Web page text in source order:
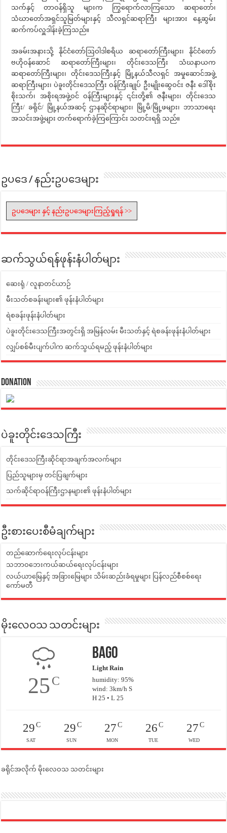
သက်နှင့် တာဝန်ရှိသူ များက ကြွရောက်လာကြသော ဆရာတော်၊
သံဃာတော်အရှင်သူမြတ်များနှင့် သီလရှင်ဆရာကြီး များအား နေ့ဆွမ်း
ဆက်ကပ်လှူဒါန်းခဲ့ကြသည်။
အခမ်းအနားသို့ နိုင်ငံတော်ဩဝါဒါစရိယ ဆရာတော်ကြီးများ၊ နိုင်ငံတော်
ဗဟိုဝန်ဆောင် ဆရာတော်ကြီးများ၊ တိုင်းဒေသကြီး သံဃနာယက
ဆရာတော်ကြီးများ၊ တိုင်းဒေသကြီးနှင့် မြို့နယ်သီလရှင် အမှုဆောင်အဖွဲ့
ဆရာကြီးများ၊ ပဲခူးတိုင်းဒေသကြီး ဝန်ကြီးချုပ် ဦးမျိုးဆွေဝင်း ဇနီး ဒေါ်စိုး
စိုးသက်၊ အစိုးရအဖွဲ့ဝင် ဝန်ကြီးများနှင့် ၎င်းတို့၏ ဇနီးများ၊ တိုင်းဒေသ
ကြီး/ ခရိုင်/ မြို့နယ်အဆင့် ဌာနဆိုင်ရာများ၊ မြို့မိ/မြို့ဖများ၊ ဘာသာရေး
အသင်းအဖွဲ့များ တက်ရောက်ခဲ့ကြကြောင်း သတင်းရရှိ သည်။
ဥပဒေ / နည်းဥပဒေများ
ဥပဒေများ နှင့် နည်းဥပဒေများကြည့်ရှုရန် >>
ဆက်သွယ်ရန်ဖုန်းနံပါတ်များ
ဆေးရုံ / လူနာတင်ယာဉ်
မီးသတ်စခန်းများ၏ ဖုန်းနံပါတ်များ
ရဲစခန်းဖုန်းနံပါတ်များ
ပဲခူးတိုင်းဒေသကြီးအတွင်းရှိ အမြန်လမ်း မီးသတ်နှင့် ရဲစခန်းဖုန်းနံပါတ်များ
လျှပ်စစ်မီးပျက်ပါက ဆက်သွယ်ရမည့် ဖုန်းနံပါတ်များ
Donation
ပဲခူးတိုင်းဒေသကြီး
တိုင်းဒေသကြီးဆိုင်ရာအချက်အလက်များ
ပြည်သူများမှ တင်ပြချက်များ
သက်ဆိုင်ရာဝန်ကြီးဌာနများ၏ ဖုန်းနံပါတ်များ
ဦးစားပေးစီမံချက်များ
တည်ဆောက်ရေးလုပ်ငန်းများ
သဘာဝဘေးကယ်ဆယ်ရေးလုပ်ငန်းများ
လယ်ယာမြေနှင့် အခြားမြေများ သိမ်းဆည်းခံရမှုများ ပြန်လည်စီစစ်ရေး
ကော်မတီ
မိုးလေဝသ သတင်းများ
25C
Bago
Light Rain
humidity: 95%
wind: 3km/h S
H 25 • L 25
29C
SAT
29C
SUN
27 C
MON
26C
TUE
27C
WED
ခရိုင်အလိုက် မိုးလေဝသ သတင်းများ